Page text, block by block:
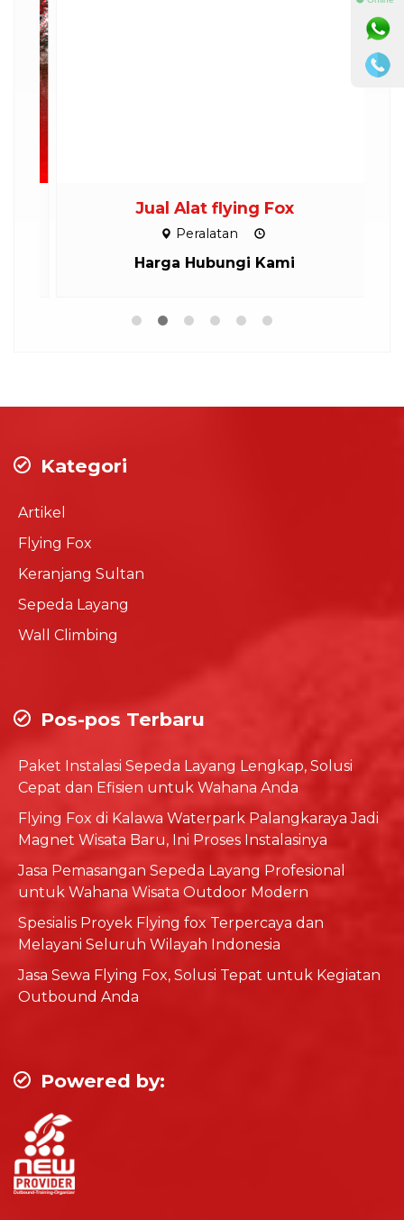
Jual Alat flying Fox
Peralatan
Harga Hubungi Kami
Kategori
Artikel
Flying Fox
Keranjang Sultan
Sepeda Layang
Wall Climbing
Pos-pos Terbaru
Paket Instalasi Sepeda Layang Lengkap, Solusi
Cepat dan Efisien untuk Wahana Anda
Flying Fox di Kalawa Waterpark Palangkaraya Jadi
Magnet Wisata Baru, Ini Proses Instalasinya
Jasa Pemasangan Sepeda Layang Profesional
untuk Wahana Wisata Outdoor Modern
Spesialis Proyek Flying fox Terpercaya dan
Melayani Seluruh Wilayah Indonesia
Jasa Sewa Flying Fox, Solusi Tepat untuk Kegiatan
Outbound Anda
Powered by: